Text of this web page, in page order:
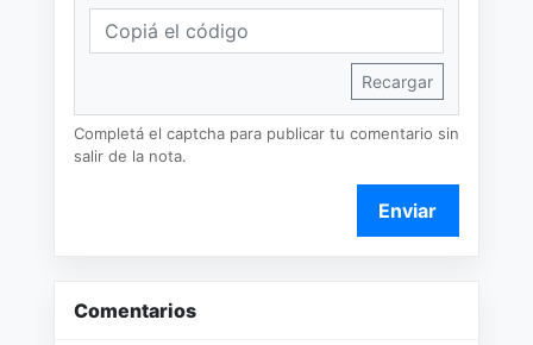
Recargar
Completá el captcha para publicar tu comentario sin
salir de la nota.
Enviar
Comentarios